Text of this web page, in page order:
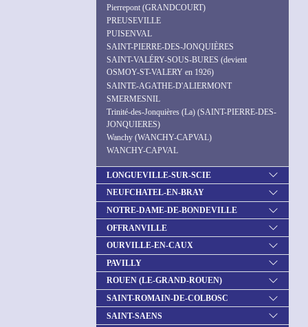
Pierrepont (GRANDCOURT)
PREUSEVILLE
PUISENVAL
SAINT-PIERRE-DES-JONQUIÈRES
SAINT-VALÉRY-SOUS-BURES (devient
OSMOY-ST-VALERY en 1926)
SAINTE-AGATHE-D'ALIERMONT
SMERMESNIL
Trinité-des-Jonquières (La) (SAINT-PIERRE-DES-
JONQUIERES)
Wanchy (WANCHY-CAPVAL)
WANCHY-CAPVAL
LONGUEVILLE-SUR-SCIE
NEUFCHATEL-EN-BRAY
NOTRE-DAME-DE-BONDEVILLE
OFFRANVILLE
OURVILLE-EN-CAUX
PAVILLY
ROUEN (LE-GRAND-ROUEN)
SAINT-ROMAIN-DE-COLBOSC
SAINT-SAENS